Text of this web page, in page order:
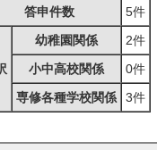
答申件数 5件
幼稚園関係
2件
小中高校関係
0件
専修各種学校関係
3件